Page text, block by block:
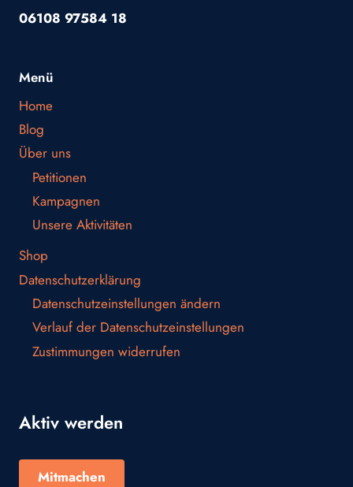
06108 97584 18
Menü
Home
Blog
Über uns
Petitionen
Kampagnen
Unsere Aktivitäten
Shop
Datenschutzerklärung
Datenschutzeinstellungen ändern
Verlauf der Datenschutzeinstellungen
Zustimmungen widerrufen
Aktiv werden
Mitmachen